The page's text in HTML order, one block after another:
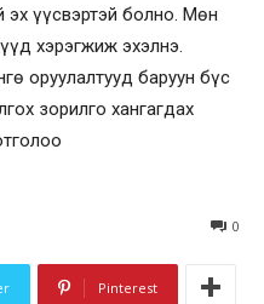
эх үүсвэртэй болно. Мөн
хэрэгжиж эхэлнэ.
оруулалтууд баруун бүс
зорилго хангагдах
0
Pinterest